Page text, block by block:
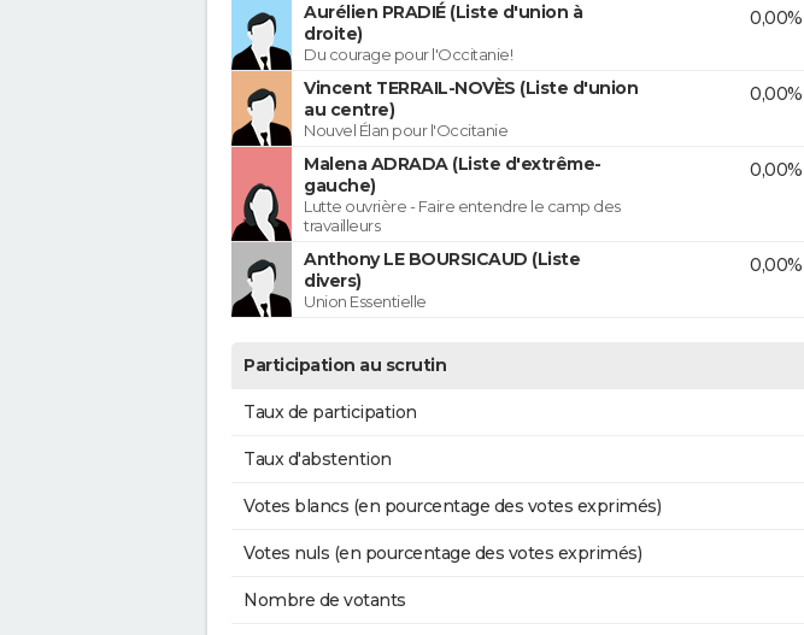
Aurélien PRADIÉ (Liste d'union à
droite)
Du courage pour l'Occitanie!
0,00%
Vincent TERRAIL-NOVÈS (Liste d'union
au centre)
Nouvel Élan pour l'Occitanie
0,00%
Malena ADRADA (Liste d'extrême-
gauche)
Lutte ouvrière - Faire entendre le camp des
travailleurs
0,00%
Anthony LE BOURSICAUD (Liste
divers)
Union Essentielle
0,00%
Participation au scrutin
Taux de participation
Taux d'abstention
Votes blancs (en pourcentage des votes exprimés)
Votes nuls (en pourcentage des votes exprimés)
Nombre de votants